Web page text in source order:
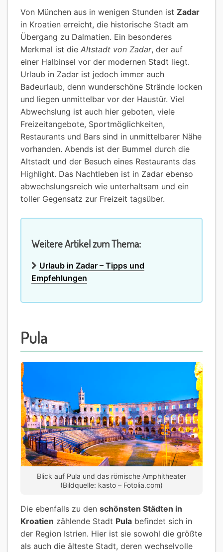
Von München aus in wenigen Stunden ist Zadar
in Kroatien erreicht, die historische Stadt am
Übergang zu Dalmatien. Ein besonderes
Merkmal ist die Altstadt von Zadar, der auf
einer Halbinsel vor der modernen Stadt liegt.
Urlaub in Zadar ist jedoch immer auch
Badeurlaub, denn wunderschöne Strände locken
und liegen unmittelbar vor der Haustür. Viel
Abwechslung ist auch hier geboten, viele
Freizeitangebote, Sportmöglichkeiten,
Restaurants und Bars sind in unmittelbarer Nähe
vorhanden. Abends ist der Bummel durch die
Altstadt und der Besuch eines Restaurants das
Highlight. Das Nachtleben ist in Zadar ebenso
abwechslungsreich wie unterhaltsam und ein
toller Gegensatz zur Freizeit tagsüber.
Weitere Artikel zum Thema:
Urlaub in Zadar – Tipps und
Empfehlungen
Pula
Blick auf Pula und das römische Amphitheater
(Bildquelle: kasto – Fotolia.com)
Die ebenfalls zu den schönsten Städten in
Kroatien zählende Stadt Pula befindet sich in
der Region Istrien. Hier ist sie sowohl die größte
als auch die älteste Stadt, deren wechselvolle